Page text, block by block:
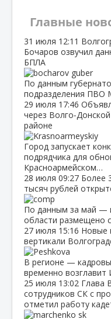
Главные
31 июля 12:11
Бочаров озвучил
БПЛА
По данным
подразделения ПВО
29 июля 17:46
через
районе
Город запускает
подрядчика для
Красноармейском…
28 июля 09:27 Более
тысяч рублей
По данным за май —
области размещено
27 июля 15:16 Новые
вертикали
В регионе —
временно
25 июля 13:02 Глава
сотрудников СК с
отметил работу